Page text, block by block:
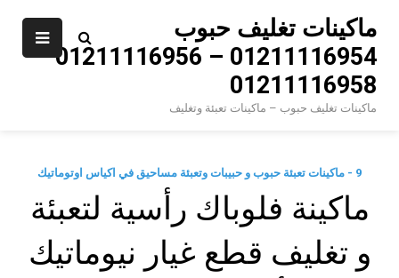
content
ماكينات تغليف حبوب
01211116954 – 01211116956 –
01211116958
ماكينات تغليف حبوب – ماكينات تعبئة وتغليف
9 - ماكينات تعبئة حبوب و حبيبات وتعبئة مساحيق في اكياس اوتوماتيك
ماكينة فلوباك رأسية لتعبئة
و تغليف قطع غيار نيوماتيك